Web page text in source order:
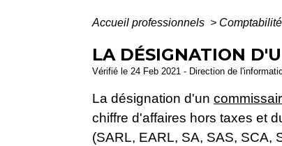
Accueil professionnels >
LA DÉSIGNATION
Vérifié le 24 Feb 2021 - Direction de
La désignation d'un
chiffre d'affaires hors taxes et
(SARL, EARL, SA, SAS, SCA,